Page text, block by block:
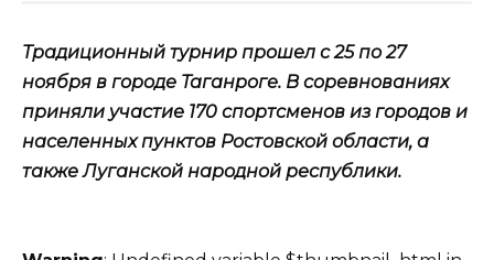
Традиционный турнир прошел с 25 по 27
ноября в городе Таганроге. В соревнованиях
приняли участие 170 спортсменов из городов и
населенных пунктов Ростовской области, а
также Луганской народной республики.